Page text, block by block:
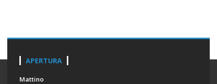
APERTURA
Mattino